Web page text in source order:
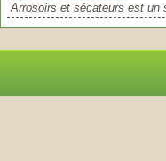
Arrosoirs et sécateurs est un